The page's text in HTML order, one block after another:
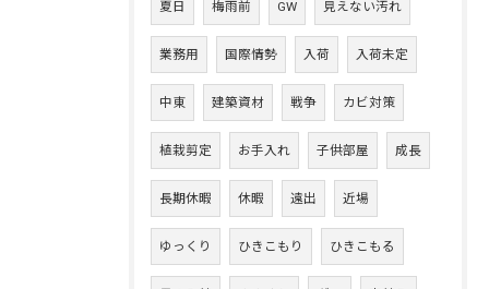
夏日 梅雨前 GW 見えない汚れ
業務用 国際情勢 入荷 入荷未定
中東 建築資材 戦争 カビ対策
植栽剪定 お手入れ 子供部屋 成長
長期休暇 休暇 遠出 近場
ゆっくり ひきこもり ひきこもる